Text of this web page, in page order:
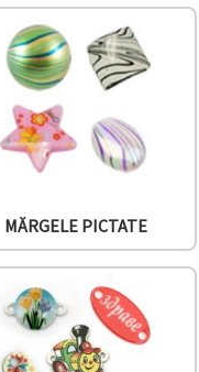
MĂRGELE PICTATE